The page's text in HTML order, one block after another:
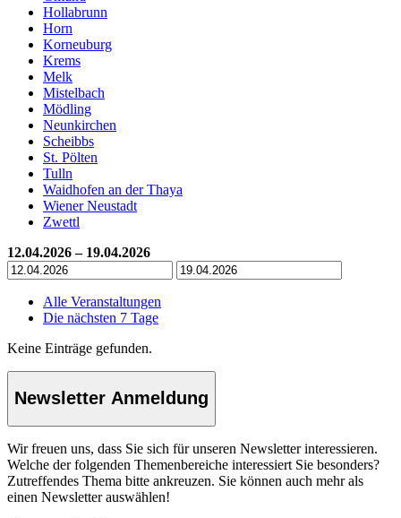
Hollabrunn
Horn
Korneuburg
Krems
Melk
Mistelbach
Mödling
Neunkirchen
Scheibbs
St. Pölten
Tulln
Waidhofen an der Thaya
Wiener Neustadt
Zwettl
12.04.2026 – 19.04.2026
Alle Veranstaltungen
Die nächsten 7 Tage
Keine Einträge gefunden.
Newsletter Anmeldung
Wir freuen uns, dass Sie sich für unseren Newsletter interessieren.
Welche der folgenden Themenbereiche interessiert Sie besonders?
Zutreffendes Thema bitte ankreuzen. Sie können auch mehr als
einen Newsletter auswählen!